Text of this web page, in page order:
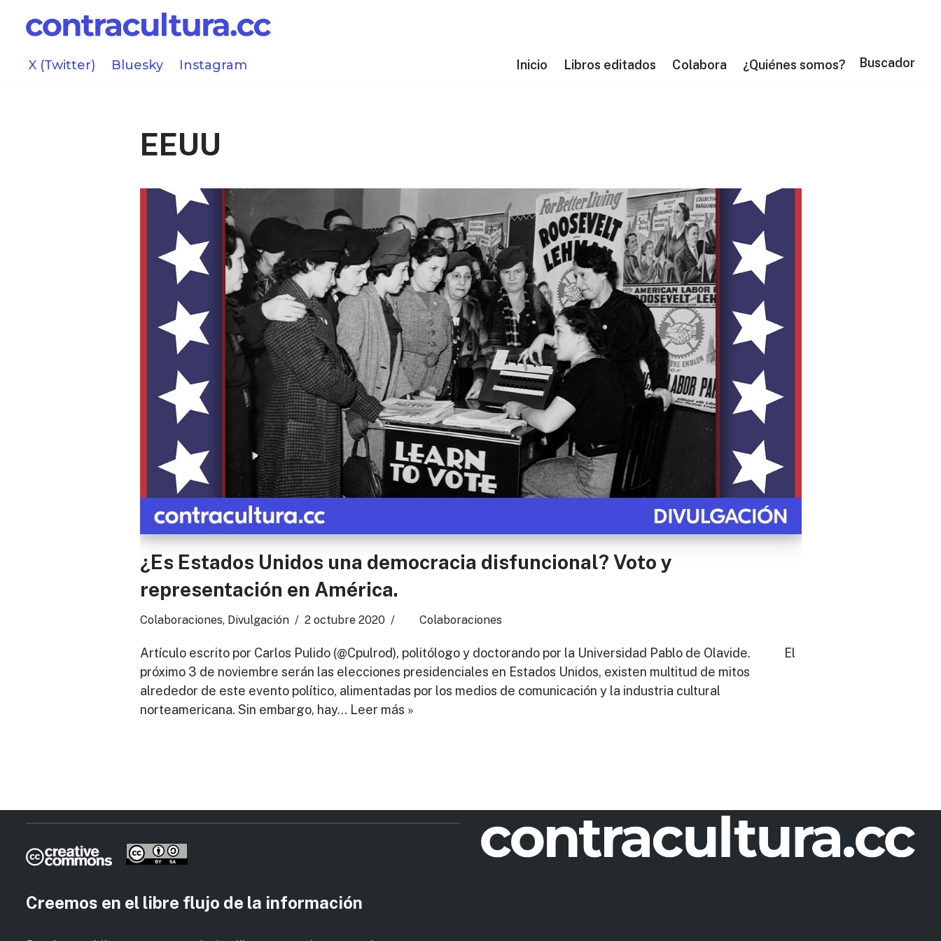
Saltar
contenido
X (Twitter) Bluesky Instagram Inicio Libros editados Colabora ¿Quiénes somos? Buscador
EEUU
¿Es Estados Unidos una democracia disfuncional? Voto y
representación en América.
Colaboraciones, Divulgación 2 octubre 2020 Colaboraciones
Artículo escrito por Carlos Pulido (@Cpulrod), politólogo y doctorando por la Universidad Pablo de Olavide. El
próximo 3 de noviembre serán las elecciones presidenciales en Estados Unidos, existen multitud de mitos
alrededor de este evento político, alimentadas por los medios de comunicación y la industria cultural
norteamericana. Sin embargo, hay… Leer más »
Creemos en el libre flujo de la información